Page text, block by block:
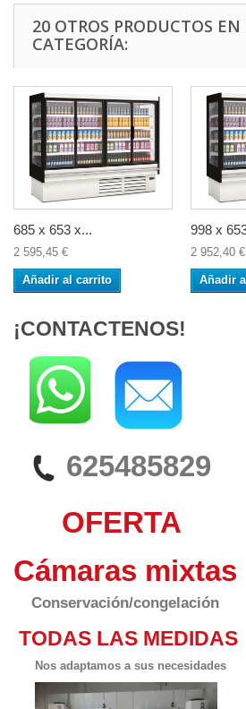
20 OTROS PRODUCTOS
CATEGORÍA:
685 x 653 x...
2 595,45 €
Añadir al carrito
998 x
2 952,40 €
Añadir
¡CONTACTENOS!
625485829
OFERTA
Cámaras mixtas
Conservación/congelación
TODAS LAS MEDIDAS
Nos adaptamos a sus necesidades